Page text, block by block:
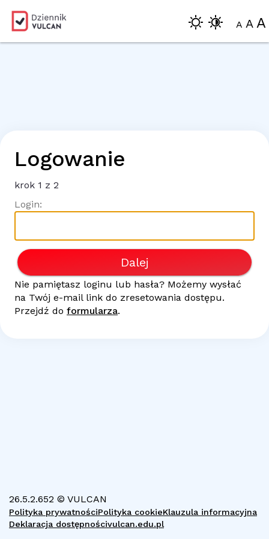
A A A
Logowanie
krok 1 z 2
Login:
Dalej
Nie pamiętasz loginu lub hasła? Możemy wysłać
na Twój e-maillink do zresetowania dostępu.
Przejdź do formularza.
26.5.2.652 © VULCAN
Polityka prywatnościPolityka cookieKlauzula informacyjna
Deklaracja dostępnościvulcan.edu.pl